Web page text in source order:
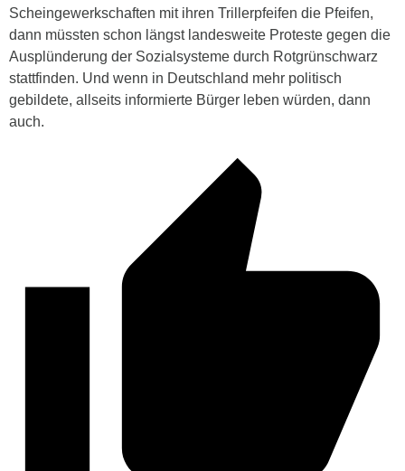
Scheingewerkschaften mit ihren Trillerpfeifen die Pfeifen,
dann müssten schon längst landesweite Proteste gegen die
Ausplünderung der Sozialsysteme durch Rotgrünschwarz
stattfinden. Und wenn in Deutschland mehr politisch
gebildete, allseits informierte Bürger leben würden, dann
auch.